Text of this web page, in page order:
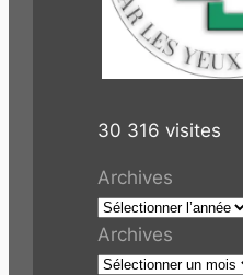
30 316 visites
Archives
Archives